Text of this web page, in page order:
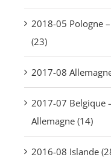
2018-05 Pologne
(23)
2017-08
2017-07 Belgique
Allemagne (14)
2016-08 Islande